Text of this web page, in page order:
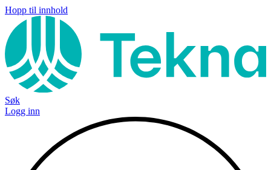
Hopp til innhold
Søk
Logg inn